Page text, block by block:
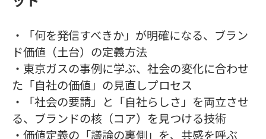
・「何を発信すべきか」が明確になる、ブラン
ド価値（土台）の定義方法
・東京ガスの事例に学ぶ、社会の変化に合わせ
た「自社の価値」の見直しプロセス
・「社会の要請」と「自社らしさ」を両立させ
る、ブランドの核（コア）を見つける技術
・価値定義の「議論の裏側」を、共感を呼ぶ